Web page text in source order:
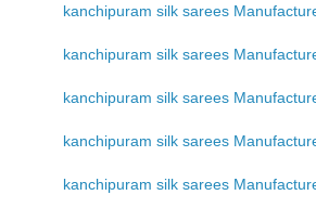
kanchipuram silk sarees
kanchipuram silk sarees
kanchipuram silk sarees
kanchipuram silk sarees
kanchipuram silk sarees